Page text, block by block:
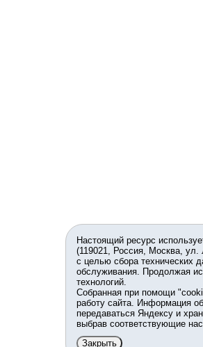
Настоящий ресурс
(119021, Россия, Москва,
с целью сбора технических
обслуживания. Продолжая
технологий.
Собранная при помощи
работу сайта. Информация
передаваться Яндексу и
выбрав соответствующие
Закрыть